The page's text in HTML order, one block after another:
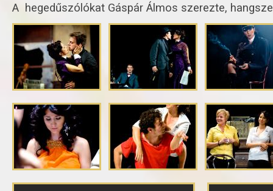
A hegedűszólókat Gáspár Álmos szerezte,